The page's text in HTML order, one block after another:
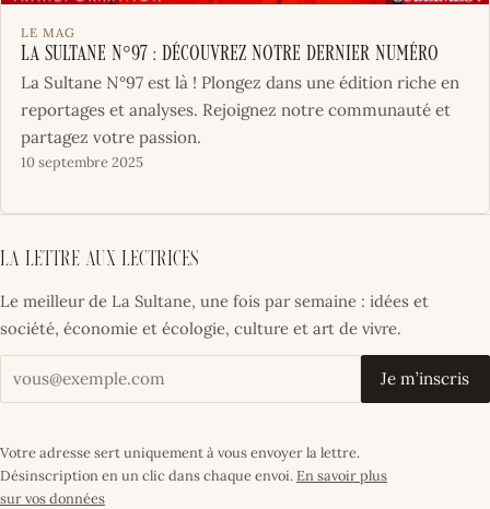
LE MAG
La Sultane N°97 : Découvrez notre dernier numéro
La Sultane N°97 est là ! Plongez dans une édition riche en
reportages et analyses. Rejoignez notre communauté et
partagez votre passion.
10 septembre 2025
La lettre aux lectrices
Le meilleur de La Sultane, une fois par semaine : idées et
société, économie et écologie, culture et art de vivre.
Votre adresse email Je m’inscris
Votre adresse sert uniquement à vous envoyer la lettre.
Désinscription en un clic dans chaque envoi.En savoir plus
sur vos données